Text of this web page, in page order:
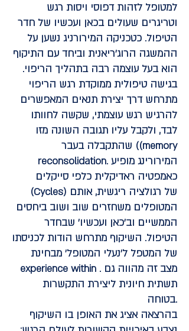
למטופל לזהות דפוסי ויסות רגש
וטריגרים שעולים בכאן ועכשיו של חדר
הטיפול. כטכניקה המירורניג נשען על
ההמשגה הרוג'ריאנית וביחד עם התיקוף
הוא בעל עוצמה רבה בתהליך הריפוי.
בגישה טיפולית ממוקדת רגש הריפוי
מתרחש דרך יצירת תנאים המאפשרים
להרגיש רגש עוצמתי, שקשה לחוותו
לבד, ולקבל עליו תגובה השונה מזו
שהתקבלה בעבר ((memory
reconsolidation. המירורינג מופיע
כאמפטיה ראדיקלית כלפי סייקלים
(Cycles) של רגולציה ריגשית, אותם
המטופלים משחזרים שוב ושוב ביחסים
הממשיים וב'כאן ועכשיו' שבחדר
הטיפול. השיקוף מתרחש הודות לכניסתו
של המטפל ל'נעלי המטופל' מבחינת
experience within . מצב זה מהווה גם
תשתית חיונית ליצירת התקשרות
בטוחה.
בהרצאה אציג את האופן בו השיקוף